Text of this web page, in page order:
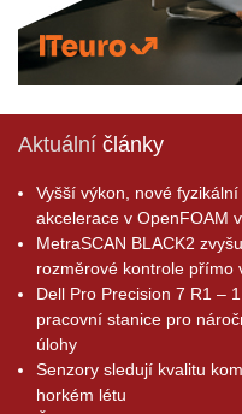
Aktuální články
Vyšší výkon, nové
akcelerace v OpenFOAM
MetraSCAN BLACK2
rozměrové kontrole přímo
Dell Pro Precision 7 R1 –
pracovní stanice pro
úlohy
Senzory sledují kvalitu
horkém létu